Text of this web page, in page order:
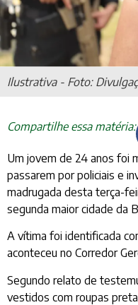
Ilustrativa - Foto:
Compartilhe essa matéria:
Um jovem de 24 anos foi
passarem por policiais e
madrugada desta terça-
segunda maior cidade da
A vítima foi identificada
aconteceu no Corredor
Segundo relato de
vestidos com roupas